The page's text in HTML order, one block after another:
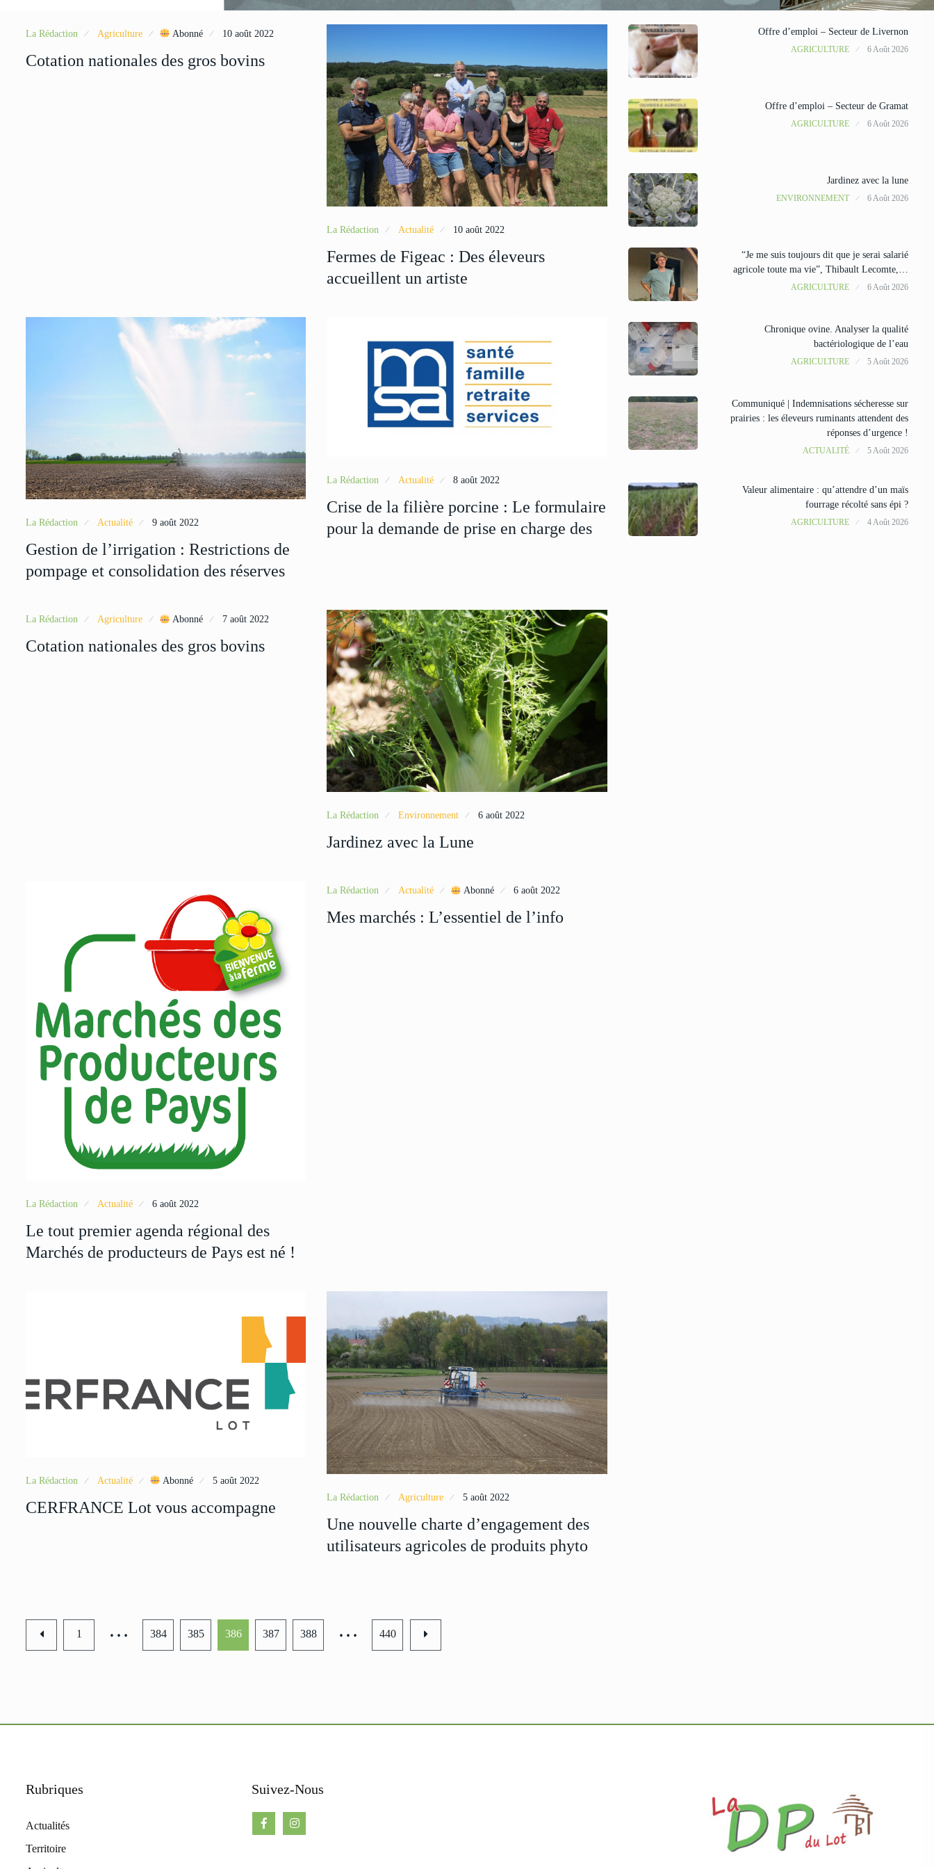
La Rédaction Agriculture Abonné 10 août 2022
Cotation nationales des gros bovins
La Rédaction Actualité 10 août 2022
Fermes de Figeac : Des éleveurs
accueillent un artiste
La Rédaction Actualité 9 août 2022
Gestion de l’irrigation : Restrictions de
pompage et consolidation des réserves
La Rédaction Actualité 8 août 2022
Crise de la filière porcine : Le formulaire
pour la demande de prise en charge des
La Rédaction Agriculture Abonné 7 août 2022
Cotation nationales des gros bovins
La Rédaction Environnement 6 août 2022
Jardinez avec la Lune
La Rédaction Actualité 6 août 2022
Le tout premier agenda régional des
Marchés de producteurs de Pays est né !
La Rédaction Actualité Abonné 6 août 2022
Mes marchés : L’essentiel de l’info
La Rédaction Actualité Abonné 5 août 2022
CERFRANCE Lot vous accompagne
La Rédaction Agriculture 5 août 2022
Une nouvelle charte d’engagement des
utilisateurs agricoles de produits phyto
1 … 384 385 386 387 388 … 440
Offre d’emploi – Secteur de Livernon
AGRICULTURE 6 Août 2026
Offre d’emploi – Secteur de Gramat
AGRICULTURE 6 Août 2026
Jardinez avec la lune
ENVIRONNEMENT 6 Août 2026
“Je me suis toujours dit que je serai salarié
agricole toute ma vie”, Thibault Lecomte,…
AGRICULTURE 6 Août 2026
Chronique ovine. Analyser la qualité
bactériologique de l’eau
AGRICULTURE 5 Août 2026
Communiqué | Indemnisations sécheresse sur
prairies : les éleveurs ruminants attendent des
réponses d’urgence !
ACTUALITÉ 5 Août 2026
Valeur alimentaire : qu’attendre d’un maïs
fourrage récolté sans épi ?
AGRICULTURE 4 Août 2026
Rubriques
Actualités
Territoire
Suivez-Nous